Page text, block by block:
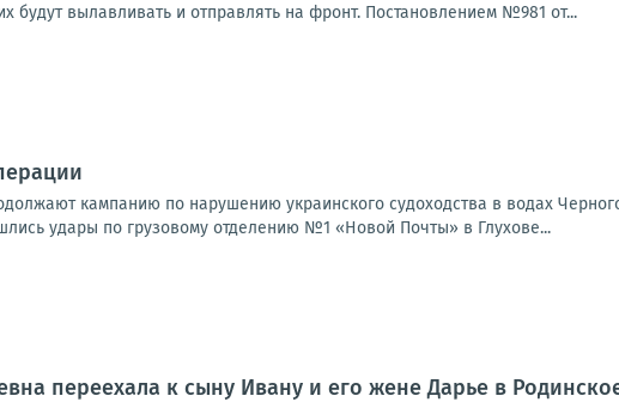
будут вылавливать и отправлять на фронт. Постановлением №981 от...
кампанию по нарушению украинского судоходства в водах
удары по грузовому отделению №1 «Новой Почты» в Глухове...
переехала к сыну Ивану и его жене Дарье в